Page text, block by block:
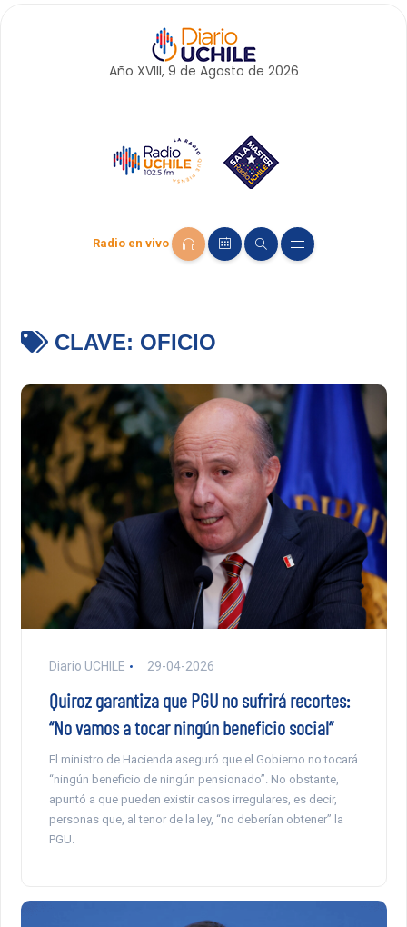
Año XVIII, 9 de Agosto de 2026
Radio en vivo
CLAVE: OFICIO
Diario UCHILE 29-04-2026
Quiroz garantiza que PGU no sufrirá recortes:
“No vamos a tocar ningún beneficio social”
El ministro de Hacienda aseguró que el Gobierno no tocará
“ningún beneficio de ningún pensionado”. No obstante,
apuntó a que pueden existir casos irregulares, es decir,
personas que, al tenor de la ley, “no deberían obtener” la
PGU.